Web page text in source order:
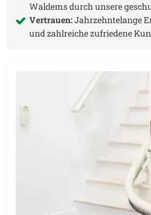
Waldemsdurch unsere
Vertrauen:Jahrzehntelange
und zahlreiche zufriedene